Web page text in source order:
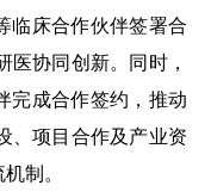
临床合作伙伴签署合
医协同创新。同时，
完成合作签约，推动
、项目合作及产业资
制。